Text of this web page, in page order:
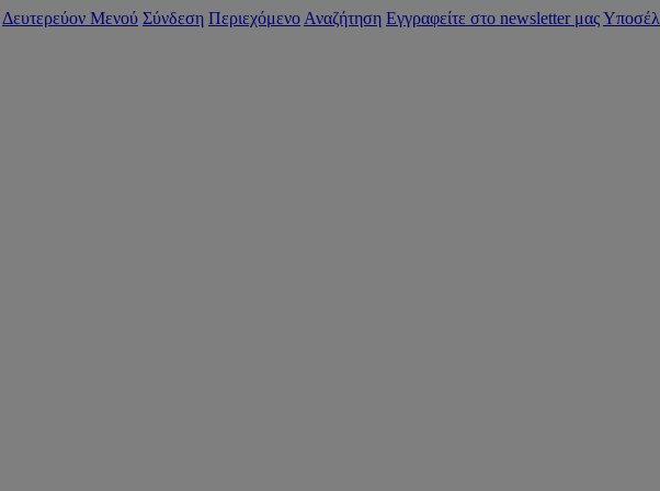
Δευτερεύον Μενού Σύνδεση Περιεχόμενο Αναζήτηση Εγγραφείτε στο newsletter μας